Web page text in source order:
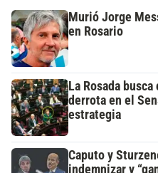
Murió Jorge
en Rosario
La Rosada
derrota en el
estrategia
Caputo y
indemnizar y